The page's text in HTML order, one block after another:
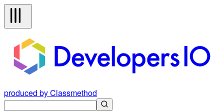
produced by Classmethod